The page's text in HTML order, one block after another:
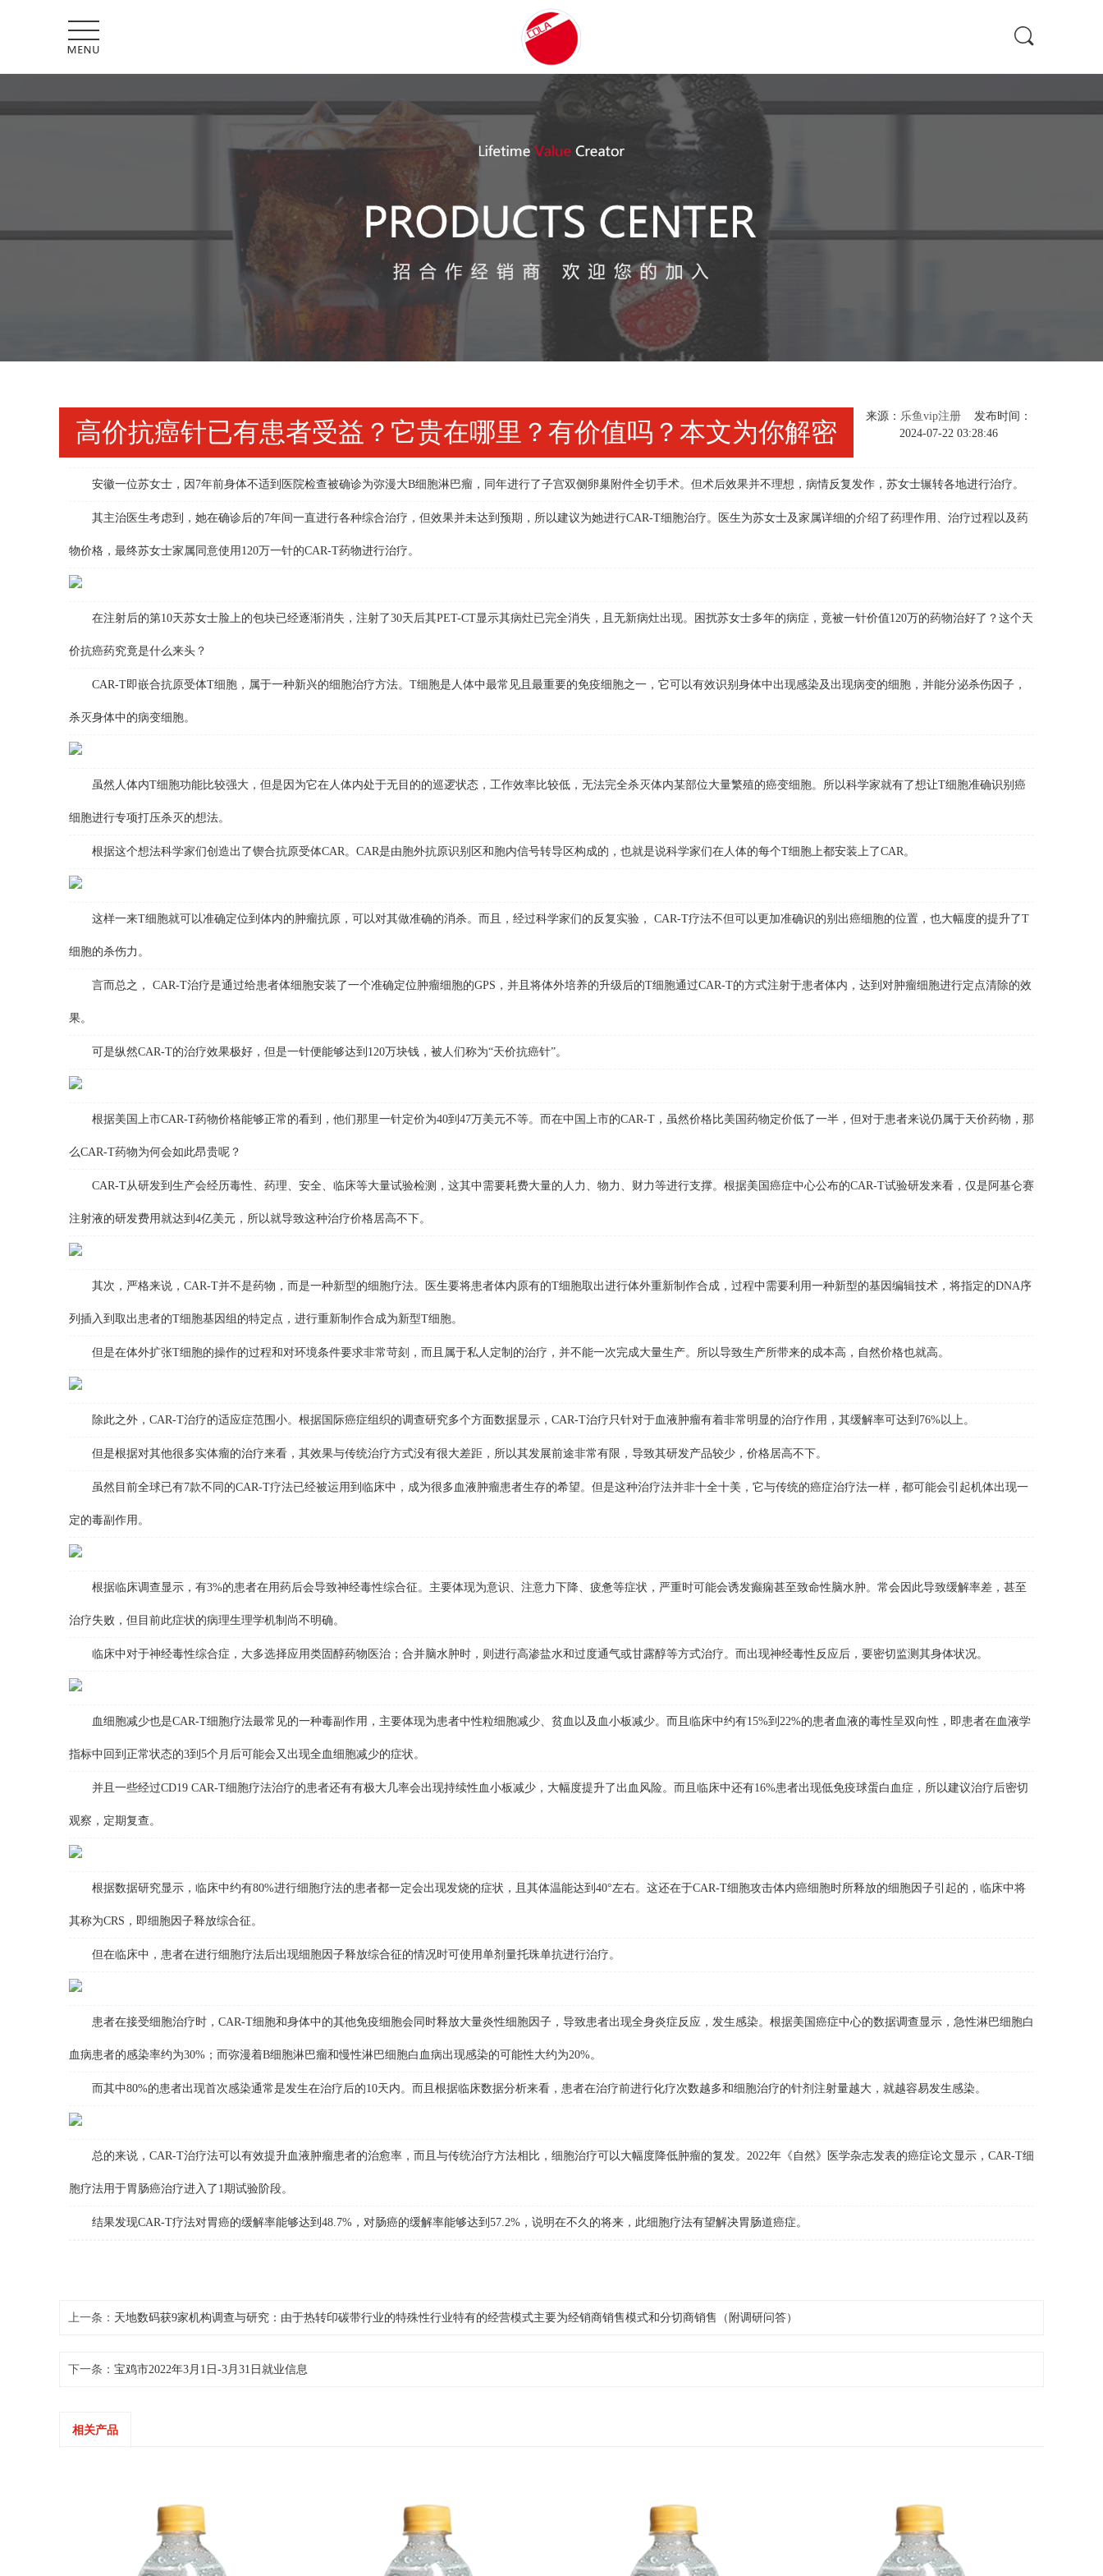
高价抗癌针已有患者受益？它贵在哪里？有价值吗？本文为你解密
来源： 乐鱼vip注册 发布时间：
2024-07-22 03:28:46
安徽一位苏女士，因7年前身体不适到医院检查被确诊为弥漫大B细胞淋巴瘤，同年进行了子宫双侧卵巢附件全切手术。但术后效果并不理想，病情反复发作，苏女士辗转各地进行治疗。
其主治医生考虑到，她在确诊后的7年间一直进行各种综合治疗，但效果并未达到预期，所以建议为她进行CAR-T细胞治疗。医生为苏女士及家属详细的介绍了药理作用、治疗过程以及药
物价格，最终苏女士家属同意使用120万一针的CAR-T药物进行治疗。
在注射后的第10天苏女士脸上的包块已经逐渐消失，注射了30天后其PET-CT显示其病灶已完全消失，且无新病灶出现。困扰苏女士多年的病症，竟被一针价值120万的药物治好了？这个天
价抗癌药究竟是什么来头？
CAR-T即嵌合抗原受体T细胞，属于一种新兴的细胞治疗方法。T细胞是人体中最常见且最重要的免疫细胞之一，它可以有效识别身体中出现感染及出现病变的细胞，并能分泌杀伤因子，
杀灭身体中的病变细胞。
虽然人体内T细胞功能比较强大，但是因为它在人体内处于无目的的巡逻状态，工作效率比较低，无法完全杀灭体内某部位大量繁殖的癌变细胞。所以科学家就有了想让T细胞准确识别癌
细胞进行专项打压杀灭的想法。
根据这个想法科学家们创造出了锲合抗原受体CAR。CAR是由胞外抗原识别区和胞内信号转导区构成的，也就是说科学家们在人体的每个T细胞上都安装上了CAR。
这样一来T细胞就可以准确定位到体内的肿瘤抗原，可以对其做准确的消杀。而且，经过科学家们的反复实验， CAR-T疗法不但可以更加准确识的别出癌细胞的位置，也大幅度的提升了T
细胞的杀伤力。
言而总之， CAR-T治疗是通过给患者体细胞安装了一个准确定位肿瘤细胞的GPS，并且将体外培养的升级后的T细胞通过CAR-T的方式注射于患者体内，达到对肿瘤细胞进行定点清除的效
果。
可是纵然CAR-T的治疗效果极好，但是一针便能够达到120万块钱，被人们称为“天价抗癌针”。
根据美国上市CAR-T药物价格能够正常的看到，他们那里一针定价为40到47万美元不等。而在中国上市的CAR-T，虽然价格比美国药物定价低了一半，但对于患者来说仍属于天价药物，那
么CAR-T药物为何会如此昂贵呢？
CAR-T从研发到生产会经历毒性、药理、安全、临床等大量试验检测，这其中需要耗费大量的人力、物力、财力等进行支撑。根据美国癌症中心公布的CAR-T试验研发来看，仅是阿基仑赛
注射液的研发费用就达到4亿美元，所以就导致这种治疗价格居高不下。
其次，严格来说，CAR-T并不是药物，而是一种新型的细胞疗法。医生要将患者体内原有的T细胞取出进行体外重新制作合成，过程中需要利用一种新型的基因编辑技术，将指定的DNA序
列插入到取出患者的T细胞基因组的特定点，进行重新制作合成为新型T细胞。
但是在体外扩张T细胞的操作的过程和对环境条件要求非常苛刻，而且属于私人定制的治疗，并不能一次完成大量生产。所以导致生产所带来的成本高，自然价格也就高。
除此之外，CAR-T治疗的适应症范围小。根据国际癌症组织的调查研究多个方面数据显示，CAR-T治疗只针对于血液肿瘤有着非常明显的治疗作用，其缓解率可达到76%以上。
但是根据对其他很多实体瘤的治疗来看，其效果与传统治疗方式没有很大差距，所以其发展前途非常有限，导致其研发产品较少，价格居高不下。
虽然目前全球已有7款不同的CAR-T疗法已经被运用到临床中，成为很多血液肿瘤患者生存的希望。但是这种治疗法并非十全十美，它与传统的癌症治疗法一样，都可能会引起机体出现一
定的毒副作用。
根据临床调查显示，有3%的患者在用药后会导致神经毒性综合征。主要体现为意识、注意力下降、疲惫等症状，严重时可能会诱发癫痫甚至致命性脑水肿。常会因此导致缓解率差，甚至
治疗失败，但目前此症状的病理生理学机制尚不明确。
临床中对于神经毒性综合症，大多选择应用类固醇药物医治；合并脑水肿时，则进行高渗盐水和过度通气或甘露醇等方式治疗。而出现神经毒性反应后，要密切监测其身体状况。
血细胞减少也是CAR-T细胞疗法最常见的一种毒副作用，主要体现为患者中性粒细胞减少、贫血以及血小板减少。而且临床中约有15%到22%的患者血液的毒性呈双向性，即患者在血液学
指标中回到正常状态的3到5个月后可能会又出现全血细胞减少的症状。
并且一些经过CD19 CAR-T细胞疗法治疗的患者还有有极大几率会出现持续性血小板减少，大幅度提升了出血风险。而且临床中还有16%患者出现低免疫球蛋白血症，所以建议治疗后密切
观察，定期复查。
根据数据研究显示，临床中约有80%进行细胞疗法的患者都一定会出现发烧的症状，且其体温能达到40°左右。这还在于CAR-T细胞攻击体内癌细胞时所释放的细胞因子引起的，临床中将
其称为CRS，即细胞因子释放综合征。
但在临床中，患者在进行细胞疗法后出现细胞因子释放综合征的情况时可使用单剂量托珠单抗进行治疗。
患者在接受细胞治疗时，CAR-T细胞和身体中的其他免疫细胞会同时释放大量炎性细胞因子，导致患者出现全身炎症反应，发生感染。根据美国癌症中心的数据调查显示，急性淋巴细胞白
血病患者的感染率约为30%；而弥漫着B细胞淋巴瘤和慢性淋巴细胞白血病出现感染的可能性大约为20%。
而其中80%的患者出现首次感染通常是发生在治疗后的10天内。而且根据临床数据分析来看，患者在治疗前进行化疗次数越多和细胞治疗的针剂注射量越大，就越容易发生感染。
总的来说，CAR-T治疗法可以有效提升血液肿瘤患者的治愈率，而且与传统治疗方法相比，细胞治疗可以大幅度降低肿瘤的复发。2022年《自然》医学杂志发表的癌症论文显示，CAR-T细
胞疗法用于胃肠癌治疗进入了1期试验阶段。
结果发现CAR-T疗法对胃癌的缓解率能够达到48.7%，对肠癌的缓解率能够达到57.2%，说明在不久的将来，此细胞疗法有望解决胃肠道癌症。
上一条： 天地数码获9家机构调查与研究：由于热转印碳带行业的特殊性行业特有的经营模式主要为经销商销售模式和分切商销售（附调研问答）
下一条： 宝鸡市2022年3月1日-3月31日就业信息
相关产品